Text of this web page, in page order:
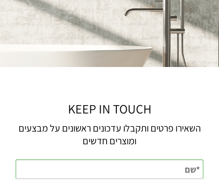
KEEP IN TOUCH
השאירו פרטים ותקבלו עדכונים ראשונים על מבצעים
ומוצרים חדשים